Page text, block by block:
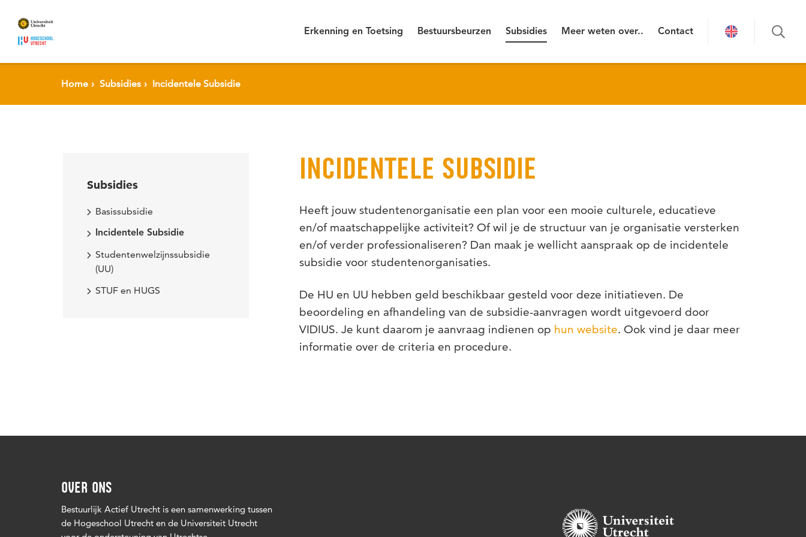
Erkenning en Toetsing Bestuursbeurzen Subsidies Meer weten over.. Contact
Home Subsidies Incidentele Subsidie
Subsidies
Basissubsidie
Incidentele Subsidie
Studentenwelzijnssubsidie
(UU)
STUF en HUGS
INCIDENTELE SUBSIDIE
Heeft jouw studentenorganisatie een plan voor een mooie culturele, educatieve
en/of maatschappelijke activiteit? Of wil je de structuur van je organisatie versterken
en/of verder professionaliseren? Dan maak je wellicht aanspraak op de incidentele
subsidie voor studentenorganisaties.
De HU en UU hebben geld beschikbaar gesteld voor deze initiatieven. De
beoordeling en afhandeling van de subsidie-aanvragen wordt uitgevoerd door
VIDIUS. Je kunt daarom je aanvraag indienen op hun website. Ook vind je daar meer
informatie over de criteria en procedure.
OVER ONS
Bestuurlijk Actief Utrecht is een samenwerking tussen
de Hogeschool Utrecht en de Universiteit Utrecht